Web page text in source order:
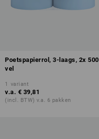
Poetspapierrol, 3-laags, 2x 500
vel
1 variant
v.a. € 39,81
(incl. BTW) v.a. 6 pakken